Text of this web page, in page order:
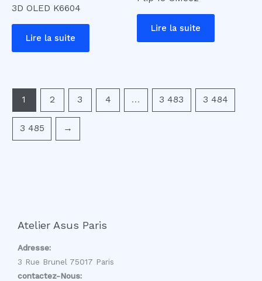
3D OLED K6604
Lire la suite
Lire la suite
1 2 3 4 … 3 483 3 484
3 485 →
Atelier Asus Paris
Adresse:
3 Rue Brunel 75017 Paris
contactez-Nous: